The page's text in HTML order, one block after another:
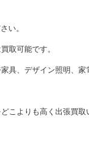
い。
取可能です。
具、デザイン照明、家
こよりも高く出張買取